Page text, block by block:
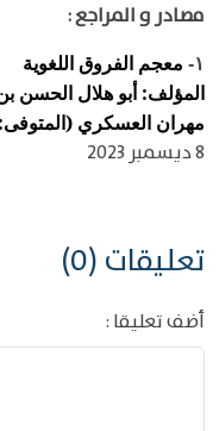
مصادر و المراجع :
١-
معجم الفروق اللغوية
المؤلف: أبو هلال الحسن
مهران العسكري (المتوفى: نحو
8 ديسمبر 2023
تعليقات (0)
أضف تعليقا :